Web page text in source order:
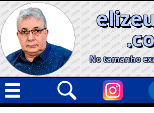
Skip
to
content
No tamanho